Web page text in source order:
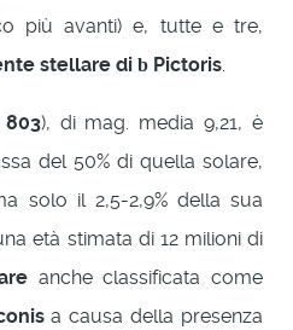
più avanti) e, tutte e tre,
stellare di b Pictoris.
803), di mag. media 9,21, è
del 50% di quella solare,
solo il 2,5-2,9% della sua
età stimata di 12 milioni di
anche classificata come
a causa della presenza